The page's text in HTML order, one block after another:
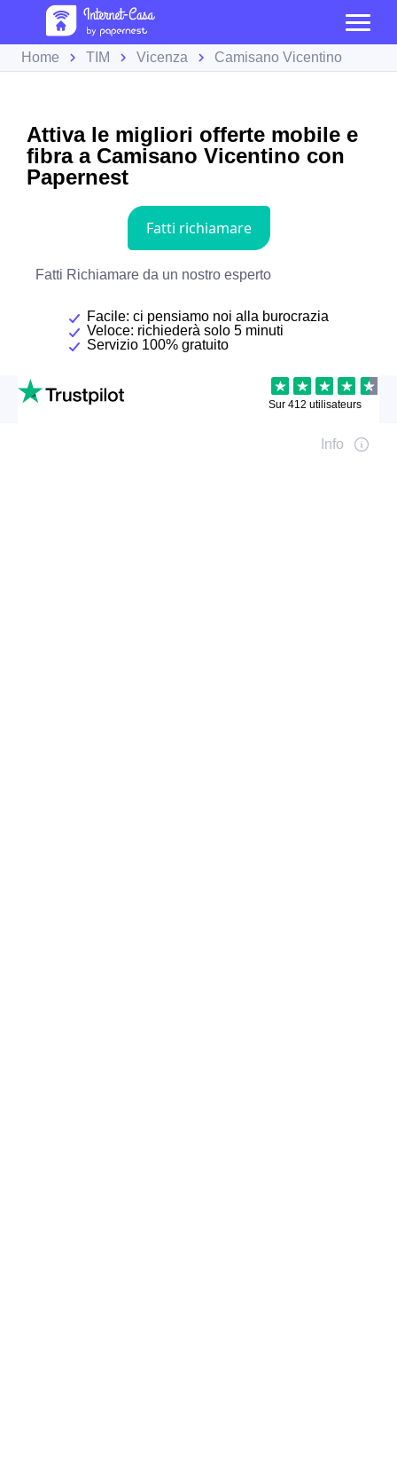
Home TIM Vicenza Camisano Vicentino